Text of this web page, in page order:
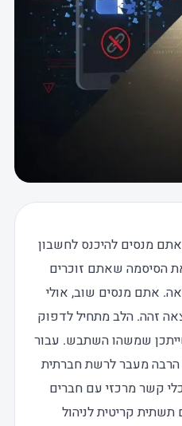
מנסים להיכנס לחשבון
הסיסמה שאתם זוכרים
אתם מנסים שוב, אולי
זהה. הלב מתחיל לדפוק
שמשהו השתבש. עבור
הרבה מעבר לרשת חברתית
קשר מרכזי עם חברים
קריטית לניהול